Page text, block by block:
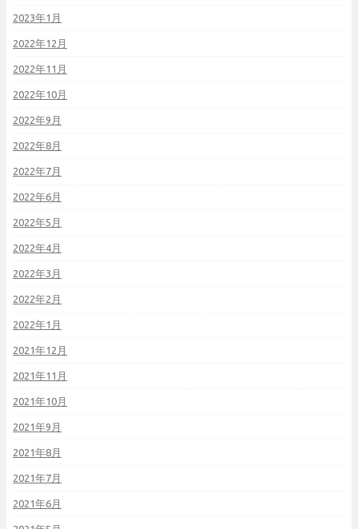
2023年1月
2022年12月
2022年11月
2022年10月
2022年9月
2022年8月
2022年7月
2022年6月
2022年5月
2022年4月
2022年3月
2022年2月
2022年1月
2021年12月
2021年11月
2021年10月
2021年9月
2021年8月
2021年7月
2021年6月